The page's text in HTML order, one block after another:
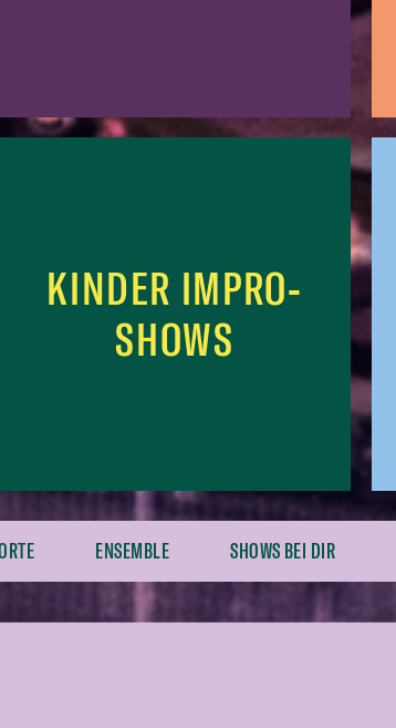
KINDER IMPRO-
SHOWS
ENSEMBLE SHOWS BEI DIR